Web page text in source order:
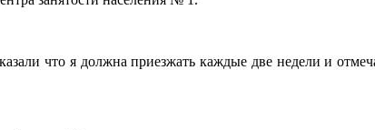
что я должна приезжать каждые две недели и